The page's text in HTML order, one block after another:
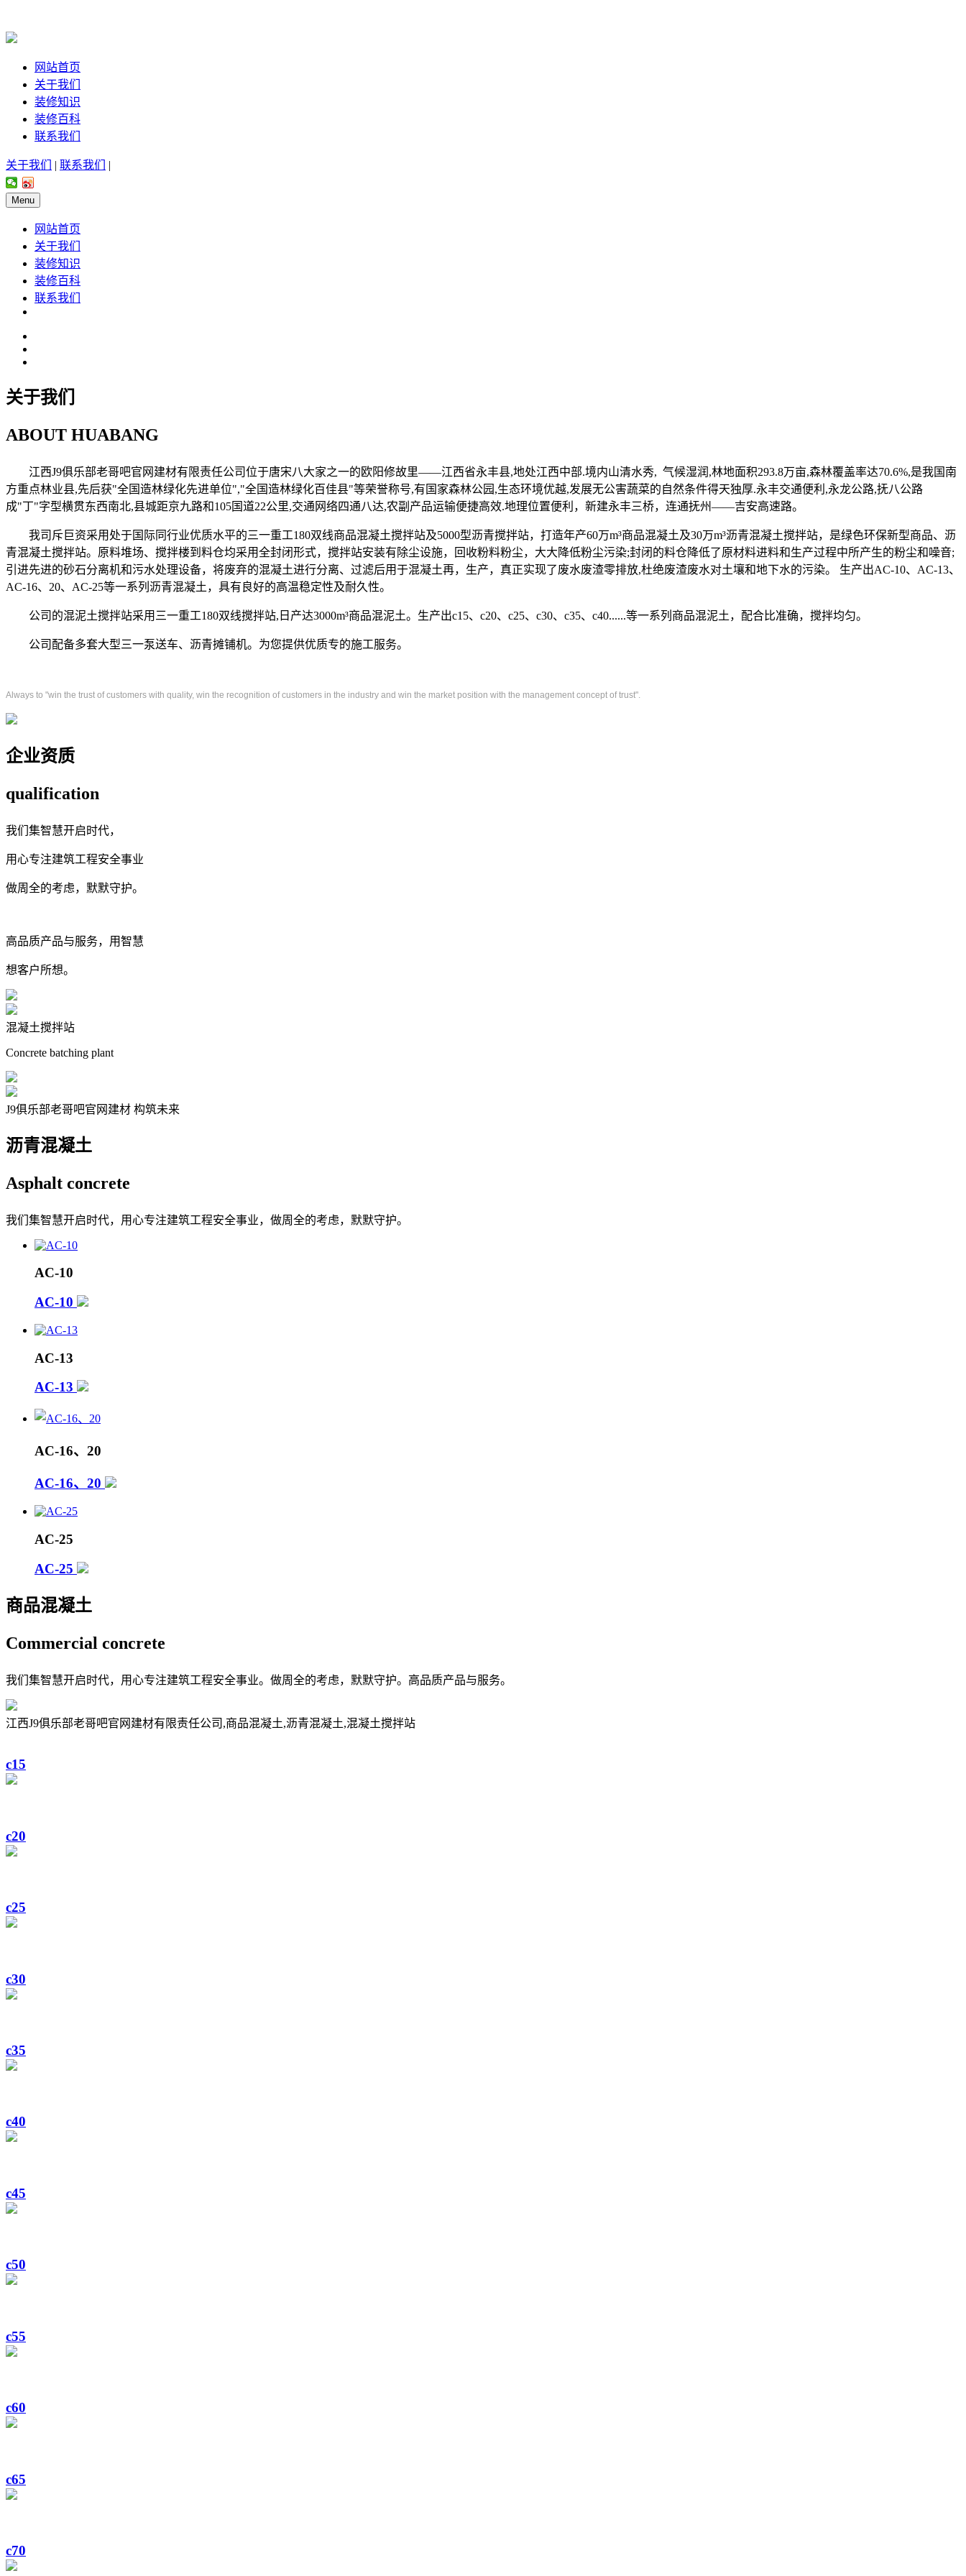
网站首页
关于我们
装修知识
装修百科
联系我们
关于我们 | 联系我们 |
Menu
网站首页
关于我们
装修知识
装修百科
联系我们
关于我们
ABOUT HUABANG
江西J9俱乐部老哥吧官网建材有限责任公司位于唐宋八大家之一的欧阳修故里——江西省永丰县,地处江西中部.境内山清水秀, 气候湿润,林地面积293.8万亩,森林覆盖率达70.6%,是我国南
方重点林业县,先后获"全国造林绿化先进单位","全国造林绿化百佳县"等荣誉称号,有国家森林公园,生态环境优越,发展无公害蔬菜的自然条件得天独厚.永丰交通便利,永龙公路,抚八公路
成"丁"字型横贯东西南北,县城距京九路和105国道22公里,交通网络四通八达,农副产品运输便捷高效.地理位置便利，新建永丰三桥，连通抚州——吉安高速路。
我司斥巨资采用处于国际同行业优质水平的三一重工180双线商品混凝土搅拌站及5000型沥青搅拌站，打造年产60万m³商品混凝土及30万m³沥青混凝土搅拌站，是绿色环保新型商品、沥
青混凝土搅拌站。原料堆场、搅拌楼到料仓均采用全封闭形式，搅拌站安装有除尘设施，回收粉料粉尘，大大降低粉尘污染;封闭的料仓降低了原材料进料和生产过程中所产生的粉尘和噪音;
引进先进的砂石分离机和污水处理设备，将废弃的混凝土进行分离、过滤后用于混凝土再，生产，真正实现了废水废渣零排放,杜绝废渣废水对土壤和地下水的污染。 生产出AC-10、AC-13、
AC-16、20、AC-25等一系列沥青混凝土，具有良好的高温稳定性及耐久性。
公司的混泥土搅拌站采用三一重工180双线搅拌站,日产达3000m³商品混泥土。生产出c15、c20、c25、c30、c35、c40......等一系列商品混泥土，配合比准确，搅拌均匀。
公司配备多套大型三一泵送车、沥青摊铺机。为您提供优质专的施工服务。
Always to "win the trust of customers with quality, win the recognition of customers in the industry and win the market position with the management concept of trust".
企业资质
qualification
我们集智慧开启时代，
用心专注建筑工程安全事业
做周全的考虑，默默守护。
高品质产品与服务，用智慧
想客户所想。
混凝土搅拌站
Concrete batching plant
J9俱乐部老哥吧官网建材 构筑未来
沥青混凝土
Asphalt concrete
我们集智慧开启时代，用心专注建筑工程安全事业，做周全的考虑，默默守护。
AC-10
AC-10
AC-13
AC-13
AC-16、20
AC-16、20
AC-25
AC-25
商品混凝土
Commercial concrete
我们集智慧开启时代，用心专注建筑工程安全事业。做周全的考虑，默默守护。高品质产品与服务。
江西J9俱乐部老哥吧官网建材有限责任公司,商品混凝土,沥青混凝土,混凝土搅拌站
c15
c20
c25
c30
c35
c40
c45
c50
c55
c60
c65
c70